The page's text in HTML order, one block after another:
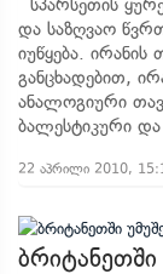
სპარსეთის
და საზღვაო
იუწყება. ირანის
განცხადებით,
ანალოგიური
ბალესტიკური
22 აპრილი 2010,